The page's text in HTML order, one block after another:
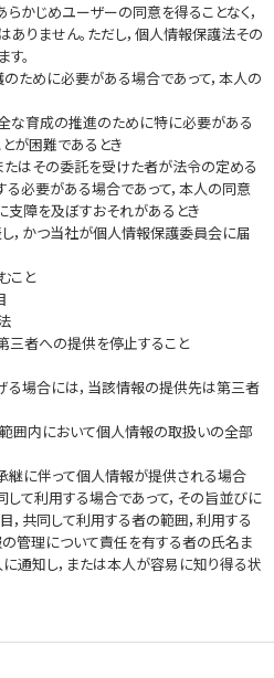
かじめユーザーの同意を得ることなく，
りません。ただし，個人情報保護法その
。
ために必要がある場合であって，本人の
な育成の推進のために特に必要がある
が困難であるとき
たはその委託を受けた者が法令の定める
必要がある場合であって，本人の同意
支障を及ぼすおそれがあるとき
，かつ当社が個人情報保護委員会に届
こと
三者への提供を停止すること
る場合には，当該情報の提供先は第三者
囲内において個人情報の取扱いの全部
継に伴って個人情報が提供される場合
て利用する場合であって，その旨並びに
共同して利用する者の範囲，利用する
管理について責任を有する者の氏名ま
通知し，または本人が容易に知り得る状